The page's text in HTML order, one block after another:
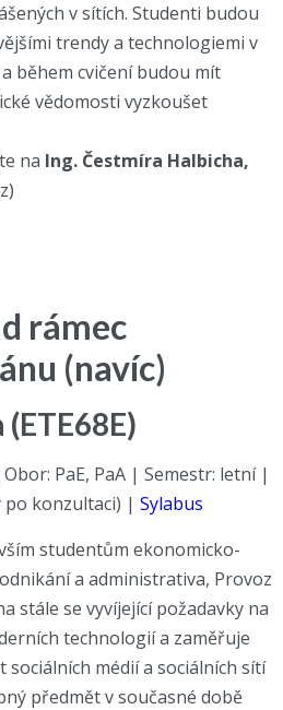
v sítích. Studenti budou
trendy a technologiemi v
během cvičení budou mít
vědomosti vyzkoušet
na Ing. Čestmíra Halbicha,
rámec
(navíc)
PaE, PaA | Semestr: letní |
konzultaci) | Sylabus
studentům ekonomicko-
a administrativa, Provoz
stále se vyvíjející požadavky na
technologií a zaměřuje
sociálních médií a sociálních sítí
předmět v současné době